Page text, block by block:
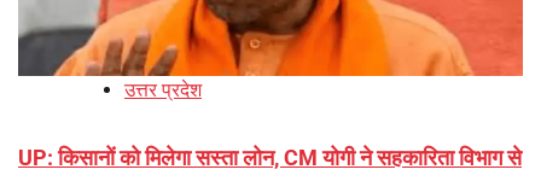
उत्तर प्रदेश
UP: किसानों को मिलेगा सस्ता लोन, CM योगी ने सहकारिता विभाग से